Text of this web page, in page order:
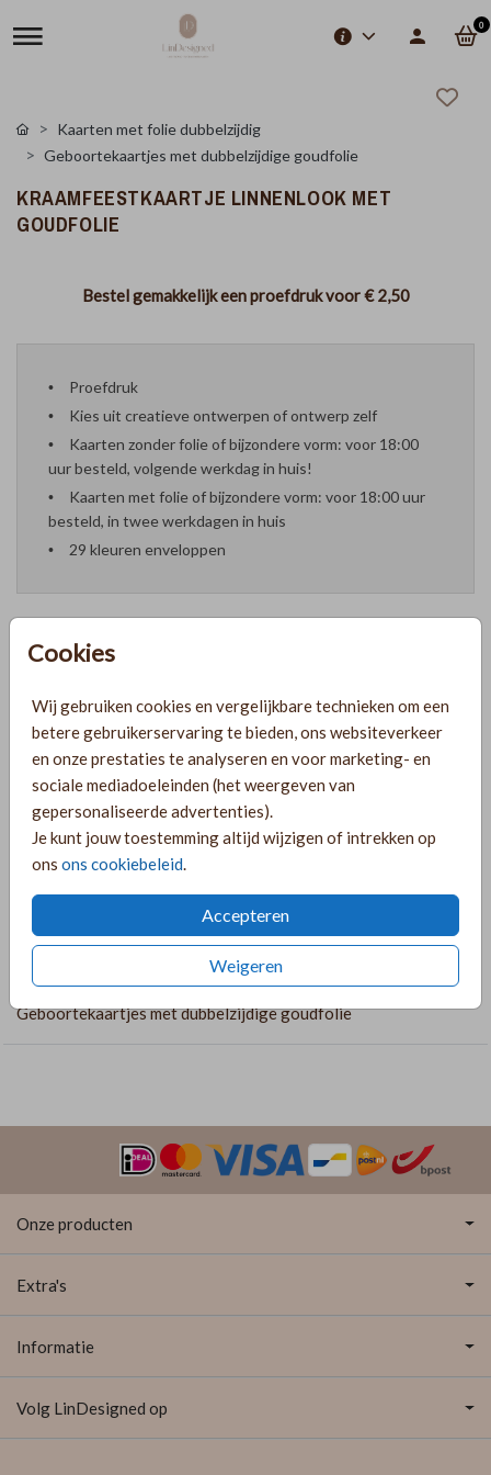
0
Cookies
Wij gebruiken cookies en vergelijkbare technieken om een
betere gebruikerservaring te bieden, ons websiteverkeer
en onze prestaties te analyseren en voor marketing- en
sociale mediadoeleinden (het weergeven van
gepersonaliseerde advertenties).
Je kunt jouw toestemming altijd wijzigen of intrekken op
ons ons cookiebeleid.
Accepteren
Weigeren
Kaarten met folie dubbelzijdig
Geboortekaartjes met dubbelzijdige goudfolie
KRAAMFEESTKAARTJE LINNENLOOK MET
GOUDFOLIE
Bestel gemakkelijk een proefdruk voor€ 2,50
Proefdruk
Kies uit creatieve ontwerpen of ontwerp zelf
Kaarten zonder folie of bijzondere vorm: voor 18:00
uur besteld, volgende werkdag in huis!
Kaarten met folie of bijzondere vorm: voor 18:00 uur
besteld, in twee werkdagen in huis
29 kleuren enveloppen
PRODUCTINFORMATIE
OMSCHRIJVING
Mooi kraamfeest kaartje om aan je geboortekaartjes te
bevestigen. Met linnenlook achtergrond. Je kan dit kaartje
natuurlijk in de stijl van je kaartje bewerken!
COLLECTIE
Geboortekaartjes met dubbelzijdige goudfolie
Onze producten
Extra's
Informatie
Volg LinDesigned op